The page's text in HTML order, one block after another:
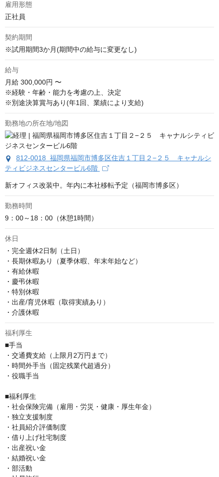
雇用形態
正社員
契約期間
※試用期間3か月(期間中の給与に変更なし)
給与
月給 300,000円 〜
※経験・年齢・能力を考慮の上、決定
※別途決算賞与あり(年1回、業績により支給)
勤務地の所在地/地図
812-0018 福岡県福岡市博多区住吉１丁目２−２５ キャナルシ
ティビジネスセンタービル6階
新オフィス改装中。年内に本社移転予定（福岡市博多区）
勤務時間
9：00～18：00（休憩1時間）
休日
・完全週休2日制（土日）
・長期休暇あり（夏季休暇、年末年始など）
・有給休暇
・慶弔休暇
・特別休暇
・出産/育児休暇（取得実績あり）
・介護休暇
福利厚生
■手当
・交通費支給（上限月2万円まで）
・時間外手当（固定残業代超過分）
・役職手当
■福利厚生
・社会保険完備（雇⽤・労災・健康・厚⽣年⾦）
・独立支援制度
・社員紹介評価制度
・借り上げ社宅制度
・出産祝い金
・結婚祝い金
・部活動